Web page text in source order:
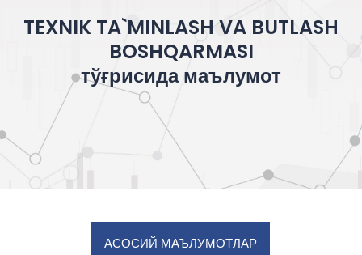
TEXNIK TA`MINLASH VA BUTLASH
BOSHQARMASI
тўғрисида маълумот
АСОСИЙ МАЪЛУМОТЛАР